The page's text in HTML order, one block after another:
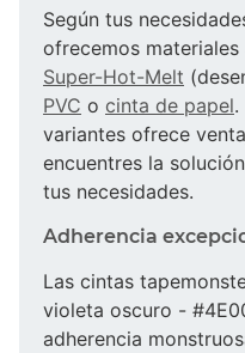
Según tus
ofrecemos
Super-Hot-Melt
PVC o cinta de papel.
variantes ofrece
encuentres la
tus necesidades.
Adherencia
Las cintas
violeta oscuro -
adherencia